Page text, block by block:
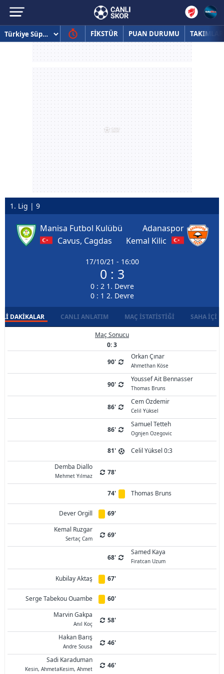
FİKSTÜR PUAN DURUMU TAKIMLAR
1. Lig | 9
Manisa Futbol Kulübü
Cavus, Cagdas
17/10/21 - 16:00
0 : 3
0 : 2 1. Devre
0 : 1 2. Devre
Adanaspor
Kemal Kilic
DAKIKALAR CANLI ANLATIM MAÇ İSTATISTIĞI SAHA İÇI
Maç Sonucu
0: 3
90'
Orkan Çınar
Ahmethan Köse
90'
Youssef Ait Bennasser
Thomas Bruns
86'
Cem Özdemir
Celil Yüksel
86'
Samuel Tetteh
Ognjen Ozegovic
81'
Celil Yüksel 0:3
‪Demba Diallo
Mehmet Yılmaz 78'
74' Thomas Bruns
Dever Orgill
69'
Kemal Ruzgar
Sertaç Cam 69'
68'
Samed Kaya
Firatcan Uzum
Kubilay Aktaş 67'
Serge Tabekou Ouambe
60'
Marvin Gakpa
Anıl Koç
58'
Hakan Barış
Andre Sousa
46'
Sadi Karaduman
Kesin, AhmetaKesim, Ahmet 46'